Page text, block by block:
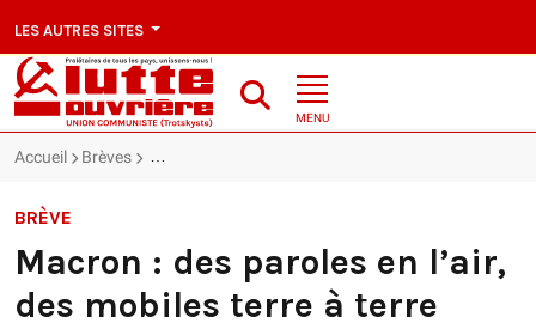
LES AUTRES SITES
MENU
Accueil Brèves Macron : des paroles en l’air, des mobiles terre à terre
BRÈVE
Macron : des paroles en l’air,
des mobiles terre à terre